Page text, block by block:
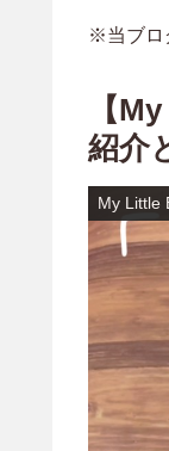
※当ブロ
【
紹介
My Little